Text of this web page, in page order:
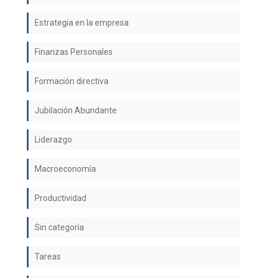
Estrategia en la empresa
Finanzas Personales
Formación directiva
Jubilación Abundante
Liderazgo
Macroeconomía
Productividad
Sin categoría
Tareas